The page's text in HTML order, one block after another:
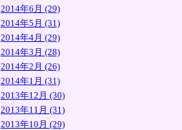
2014年6月 (29)
2014年5月 (31)
2014年4月 (29)
2014年3月 (28)
2014年2月 (26)
2014年1月 (31)
2013年12月 (30)
2013年11月 (31)
2013年10月 (29)